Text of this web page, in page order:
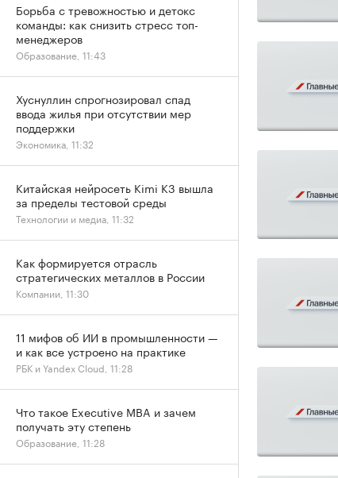
Борьба с тревожностью и детокс
команды: как снизить стресс топ-
менеджеров
Образование, 11:43
Хуснуллин спрогнозировал спад
ввода жилья при отсутствии мер
поддержки
Экономика, 11:32
Китайская нейросеть Kimi K3 вышла
за пределы тестовой среды
Технологии и медиа, 11:32
Как формируется отрасль
стратегических металлов в России
Компании, 11:30
11 мифов об ИИ в промышленности —
и как все устроено на практике
РБК и Yandex Cloud, 11:28
Что такое Executive MBA и зачем
получать эту степень
Образование, 11:28